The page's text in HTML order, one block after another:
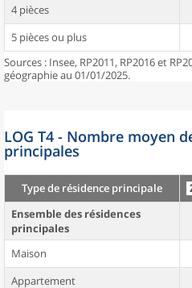
4 pièces
5 pièces ou plus
Sources : Insee, RP2011, RP2016 et
géographie au 01/01/2025.
LOG T4 - Nombre moyen
principales
Type de résidence principale
Ensemble des résidences
principales
Maison
Appartement